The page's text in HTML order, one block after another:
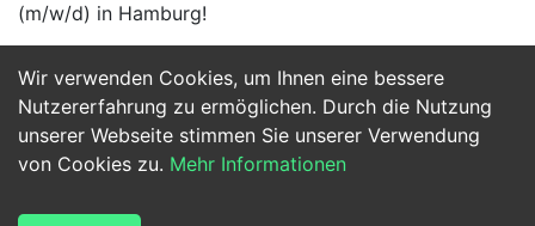
Wir verwenden Cookies, um Ihnen eine bessere
Nutzererfahrung zu ermöglichen. Durch die Nutzung
unserer Webseite stimmen Sie unserer Verwendung
von Cookies zu. Mehr Informationen
(m/w/d) in Hamburg!
Jetzt Bewerben